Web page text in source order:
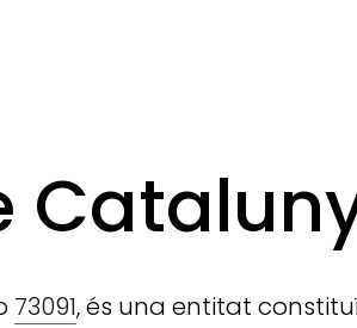
73091, és una entitat